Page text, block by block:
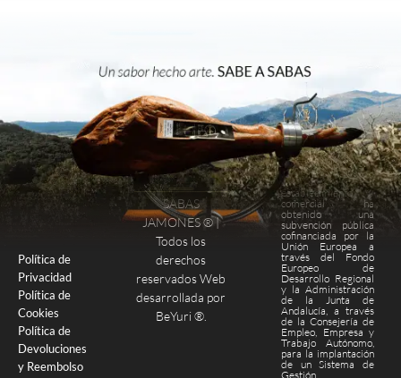
Política de
Privacidad
Política de
Cookies
Política de
Devoluciones
y Reembolso
SABAS
JAMONES ® |
Todos los
derechos
reservados Web
desarrollada por
BeYuri ®.
Este
establecimiento
comercial ha
obtenido una
subvención pública
cofinanciada por la
Unión Europea a
través del Fondo
Europeo de
Desarrollo Regional
y la Administración
de la Junta de
Andalucía, a través
de la Consejería de
Empleo, Empresa y
Trabajo Autónomo,
para la implantación
de un Sistema de
Gestión